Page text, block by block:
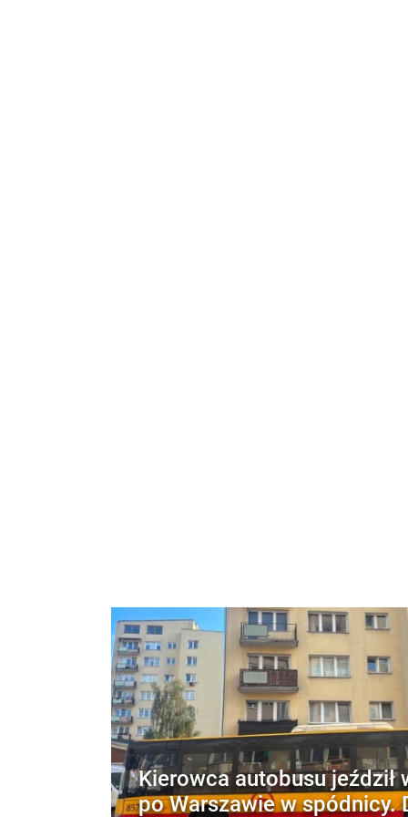
Kierowca autobusu jeździł
po Warszawie w spódnicy.